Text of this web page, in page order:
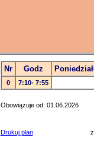
Nr Godz
0 7:10- 7:55
Obowiązuje od: 01.06.2026
Drukuj plan